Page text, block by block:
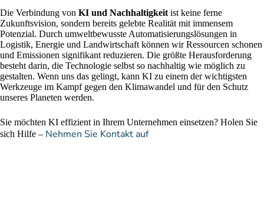
Die Verbindung von KI und Nachhaltigkeit ist keine ferne
Zukunftsvision, sondern bereits gelebte Realität mit immensem
Potenzial. Durch umweltbewusste Automatisierungslösungen in
Logistik, Energie und Landwirtschaft können wir Ressourcen schonen
und Emissionen signifikant reduzieren. Die größte Herausforderung
besteht darin, die Technologie selbst so nachhaltig wie möglich zu
gestalten. Wenn uns das gelingt, kann KI zu einem der wichtigsten
Werkzeuge im Kampf gegen den Klimawandel und für den Schutz
unseres Planeten werden.
Sie möchten KI effizient in Ihrem Unternehmen einsetzen? Holen Sie
sich Hilfe – Nehmen Sie Kontakt auf